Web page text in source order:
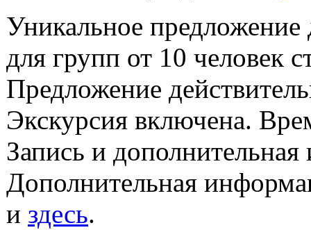
Уникальное предложение
для групп от 10 человек
Предложение
Экскурсия включена.
Запись и
Дополнительная
и здесь.